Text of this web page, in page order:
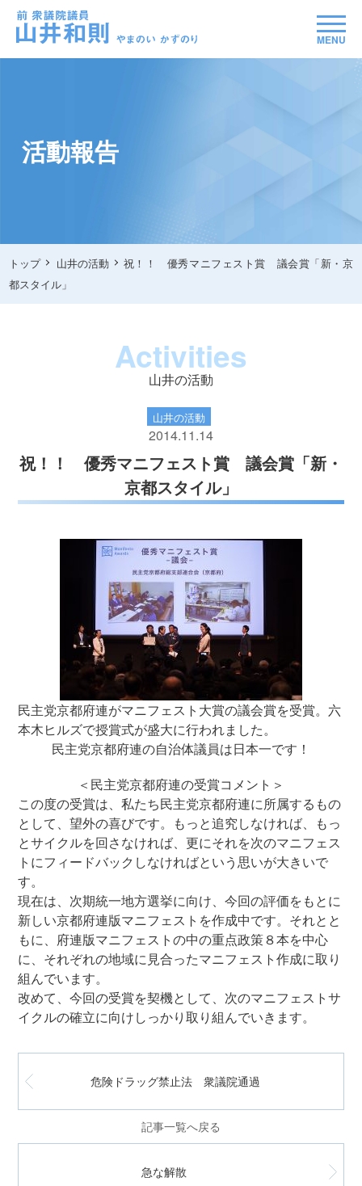
MENU
活動報告
トップ 山井の活動
祝！！ 優秀マニフェスト賞 議会賞「新・京
都スタイル」
Activities
山井の活動
山井の活動
2014.11.14
祝！！ 優秀マニフェスト賞 議会賞「新・
京都スタイル」
民主党京都府連がマニフェスト大賞の議会賞を受賞。六
本木ヒルズで授賞式が盛大に行われました。
民主党京都府連の自治体議員は日本一です！
＜民主党京都府連の受賞コメント＞
この度の受賞は、私たち民主党京都府連に所属するもの
として、望外の喜びです。もっと追究しなければ、もっ
とサイクルを回さなければ、更にそれを次のマニフェス
トにフィードバックしなければという思いが大きいで
す。
現在は、次期統一地方選挙に向け、今回の評価をもとに
新しい京都府連版マニフェストを作成中です。それとと
もに、府連版マニフェストの中の重点政策８本を中心
に、それぞれの地域に見合ったマニフェスト作成に取り
組んでいます。
改めて、今回の受賞を契機として、次のマニフェストサ
イクルの確立に向けしっかり取り組んでいきます。
危険ドラッグ禁止法 衆議院通過
記事一覧へ戻る
急な解散